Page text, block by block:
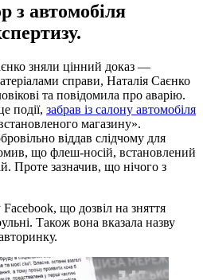
з автомобіля
зняли цінний доказ —
справи, Наталія Саєнко
та повідомила про аварію.
події, забрав із салону автомобіля
магазину».
віддав слідчому для
що флеш-носій, встановлений
Проте зазначив, що нічого з
що дозвіл на зняття
Також вона вказала назву